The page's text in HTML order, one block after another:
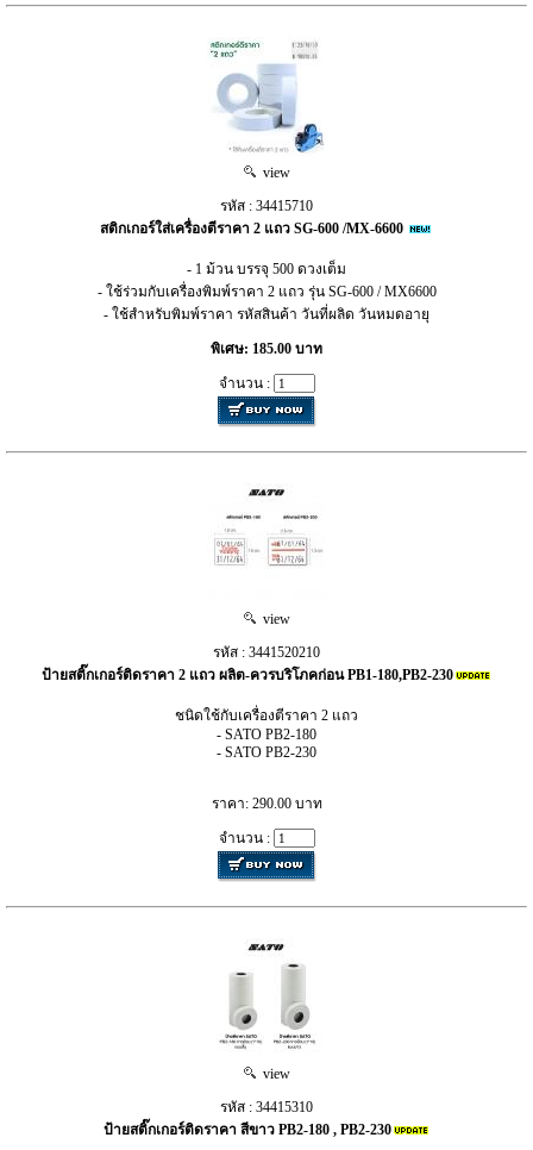
view
รหัส : 34415710
สติกเกอร์ใส่เครื่องตีราคา 2 แถว SG-600 /MX-6600
- 1 ม้วน บรรจุ 500 ดวงเต็ม
- ใช้ร่วมกับเครื่องพิมพ์ราคา 2 แถว รุ่น SG-600 / MX6600
- ใช้สำหรับพิมพ์ราคา รหัสสินค้า วันที่ผลิด วันหมดอายุ
พิเศษ: 185.00 บาท
จำนวน :
view
รหัส : 3441520210
ป้ายสติ๊กเกอร์ติดราคา 2 แถว ผลิต-ควรบริโภคก่อน PB1-180,PB2-230
ชนิดใช้กับเครื่องตีราคา 2 แถว
- SATO PB2-180
- SATO PB2-230
ราคา: 290.00 บาท
จำนวน :
view
รหัส : 34415310
ป้ายสติ๊กเกอร์ติดราคา สีขาว PB2-180 , PB2-230